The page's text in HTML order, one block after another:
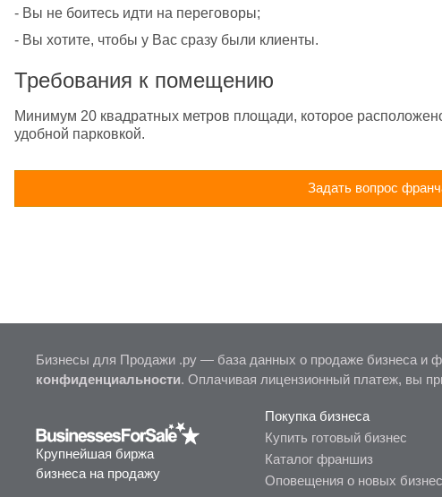
- Вы не боитесь идти на переговоры;
- Вы хотите, чтобы у Вас сразу были клиенты.
Требования к помещению
Минимум 20 квадратных метров площади, которое
удобной парковкой.
Задать вопрос
Бизнесы для Продажи .ру — база данных о продаже бизнеса и
конфиденциальности. Оплачивая лицензионный платеж, вы
Крупнейшая биржа
бизнеса на продажу
Покупка бизнеса
Купить готовый бизнес
Каталог франшиз
Оповещения о новых